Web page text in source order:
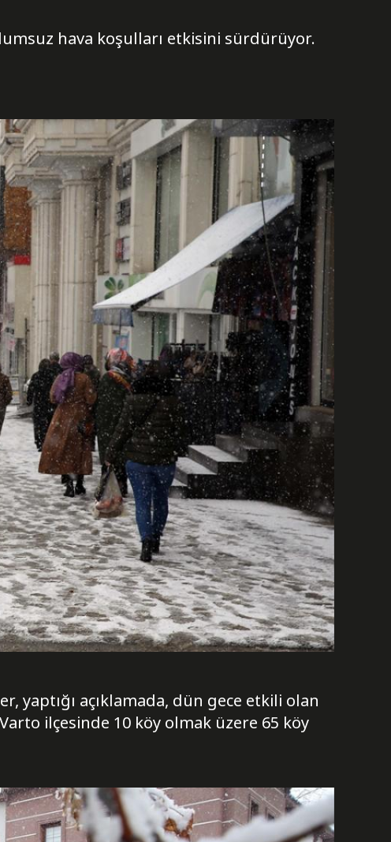
hava koşulları etkisini sürdürüyor.
yaptığı açıklamada, dün gece etkili olan
ilçesinde 10 köy olmak üzere 65 köy